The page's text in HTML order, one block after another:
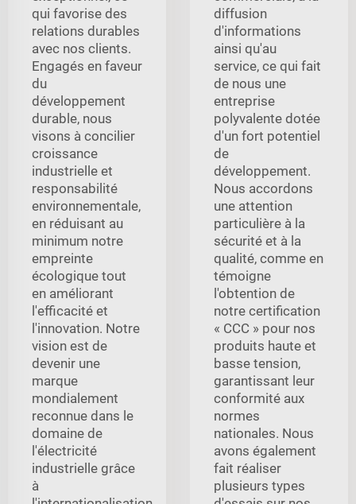
qui favorise des
relations durables
avec nos clients.
Engagés en faveur
du
développement
durable, nous
visons à concilier
croissance
industrielle et
responsabilité
environnementale,
en réduisant au
minimum notre
empreinte
écologique tout
en améliorant
l'efficacité et
l'innovation. Notre
vision est de
devenir une
marque
mondialement
reconnue dans le
domaine de
l'électricité
industrielle grâce
à
diffusion
d'informations
ainsi qu'au
service, ce qui fait
de nous une
entreprise
polyvalente dotée
d'un fort potentiel
de
développement.
Nous accordons
une attention
particulière à la
sécurité et à la
qualité, comme en
témoigne
l'obtention de
notre certification
« CCC » pour nos
produits haute et
basse tension,
garantissant leur
conformité aux
normes
nationales. Nous
avons également
fait réaliser
plusieurs types